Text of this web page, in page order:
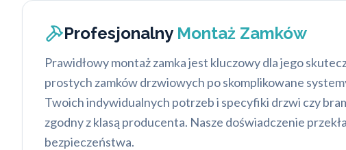
Profesjonalny Montaż Zamków
Prawidłowy montaż zamka jest kluczowy dla jego
prostych zamków drzwiowych po skomplikowane
Twoich indywidualnych potrzeb i specyfiki drzwi czy
zgodny z klasą producenta. Nasze doświadczenie
bezpieczeństwa.